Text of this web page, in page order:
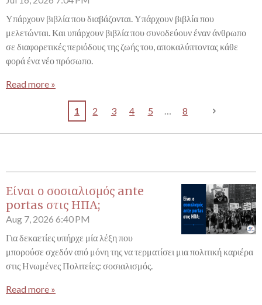
Υπάρχουν βιβλία που διαβάζονται. Υπάρχουν βιβλία που
μελετώνται. Και υπάρχουν βιβλία που συνοδεύουν έναν άνθρωπο
σε διαφορετικές περιόδους της ζωής του, αποκαλύπτοντας κάθε
φορά ένα νέο πρόσωπο.
Read more »
1 2 3 4 5 8
Είναι ο σοσιαλισμός ante
portas στις ΗΠΑ;
Aug 7, 2026 6:40 PM
Για δεκαετίες υπήρχε μία λέξη που
μπορούσε σχεδόν από μόνη της να τερματίσει μια πολιτική καριέρα
στις Ηνωμένες Πολιτείες: σοσιαλισμός.
Read more »